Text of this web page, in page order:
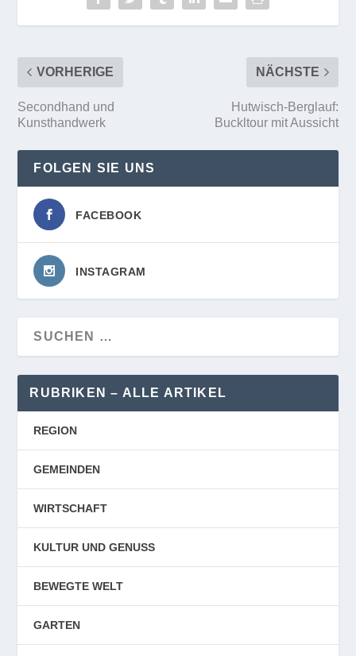
VORHERIGE
Secondhand und
Kunsthandwerk
NÄCHSTE
Hutwisch-Berglauf:
Buckltour mit Aussicht
FOLGEN SIE UNS
FACEBOOK
INSTAGRAM
RUBRIKEN – ALLE ARTIKEL
REGION
GEMEINDEN
WIRTSCHAFT
KULTUR UND GENUSS
BEWEGTE WELT
GARTEN